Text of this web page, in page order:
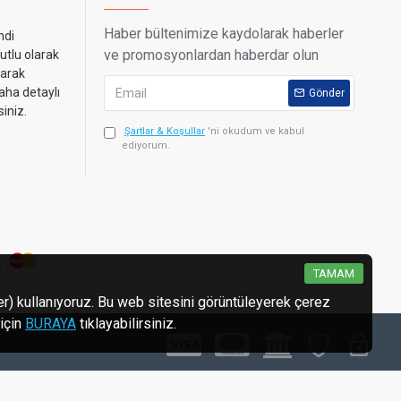
olarak
detaylı
Haber bültenimize kaydolarak haberler
ve promosyonlardan haberdar olun
Gönder
Şartlar & Koşullar 'ni okudum ve kabul
ediyorum.
TAMAM
kullanıyoruz. Bu web sitesini görüntüleyerek çerez
BURAYA tıklayabilirsiniz.